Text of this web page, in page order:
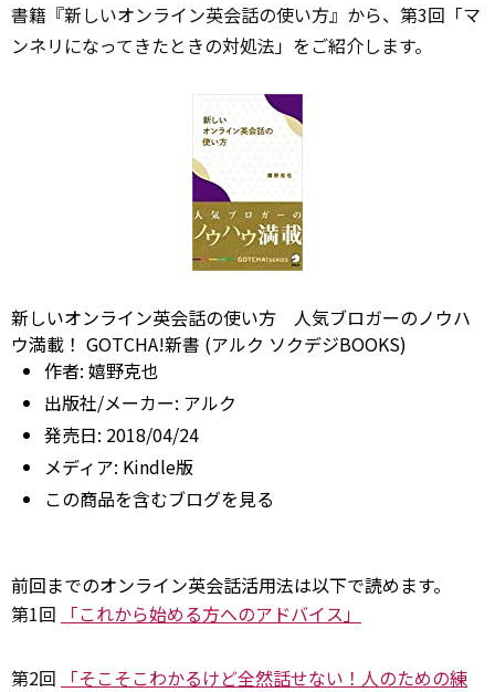
書籍『新しいオンライン英会話の使い方』から、第3回「マ
ンネリになってきたときの対処法」をご紹介します。
新しいオンライン英会話の使い方 人気ブロガーのノウハ
ウ満載！ GOTCHA!新書 (アルク ソクデジBOOKS)
作者: 嬉野克也
出版社/メーカー: アルク
発売日: 2018/04/24
メディア: Kindle版
この商品を含むブログを見る
前回までのオンライン英会話活用法は以下で読めます。
第1回
「これから始める方へのアドバイス」
第2回
「そこそこわかるけど全然話せない！人のための練